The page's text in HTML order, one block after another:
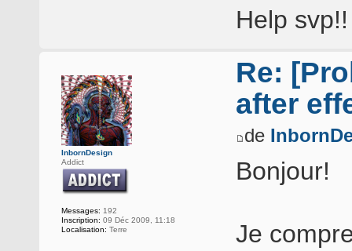
Help svp!!
InbornDesign
Addict
Messages: 192
Inscription: 09 Déc 2009, 11:18
Localisation: Terre
Re:
after
de
Bonjour!
Je